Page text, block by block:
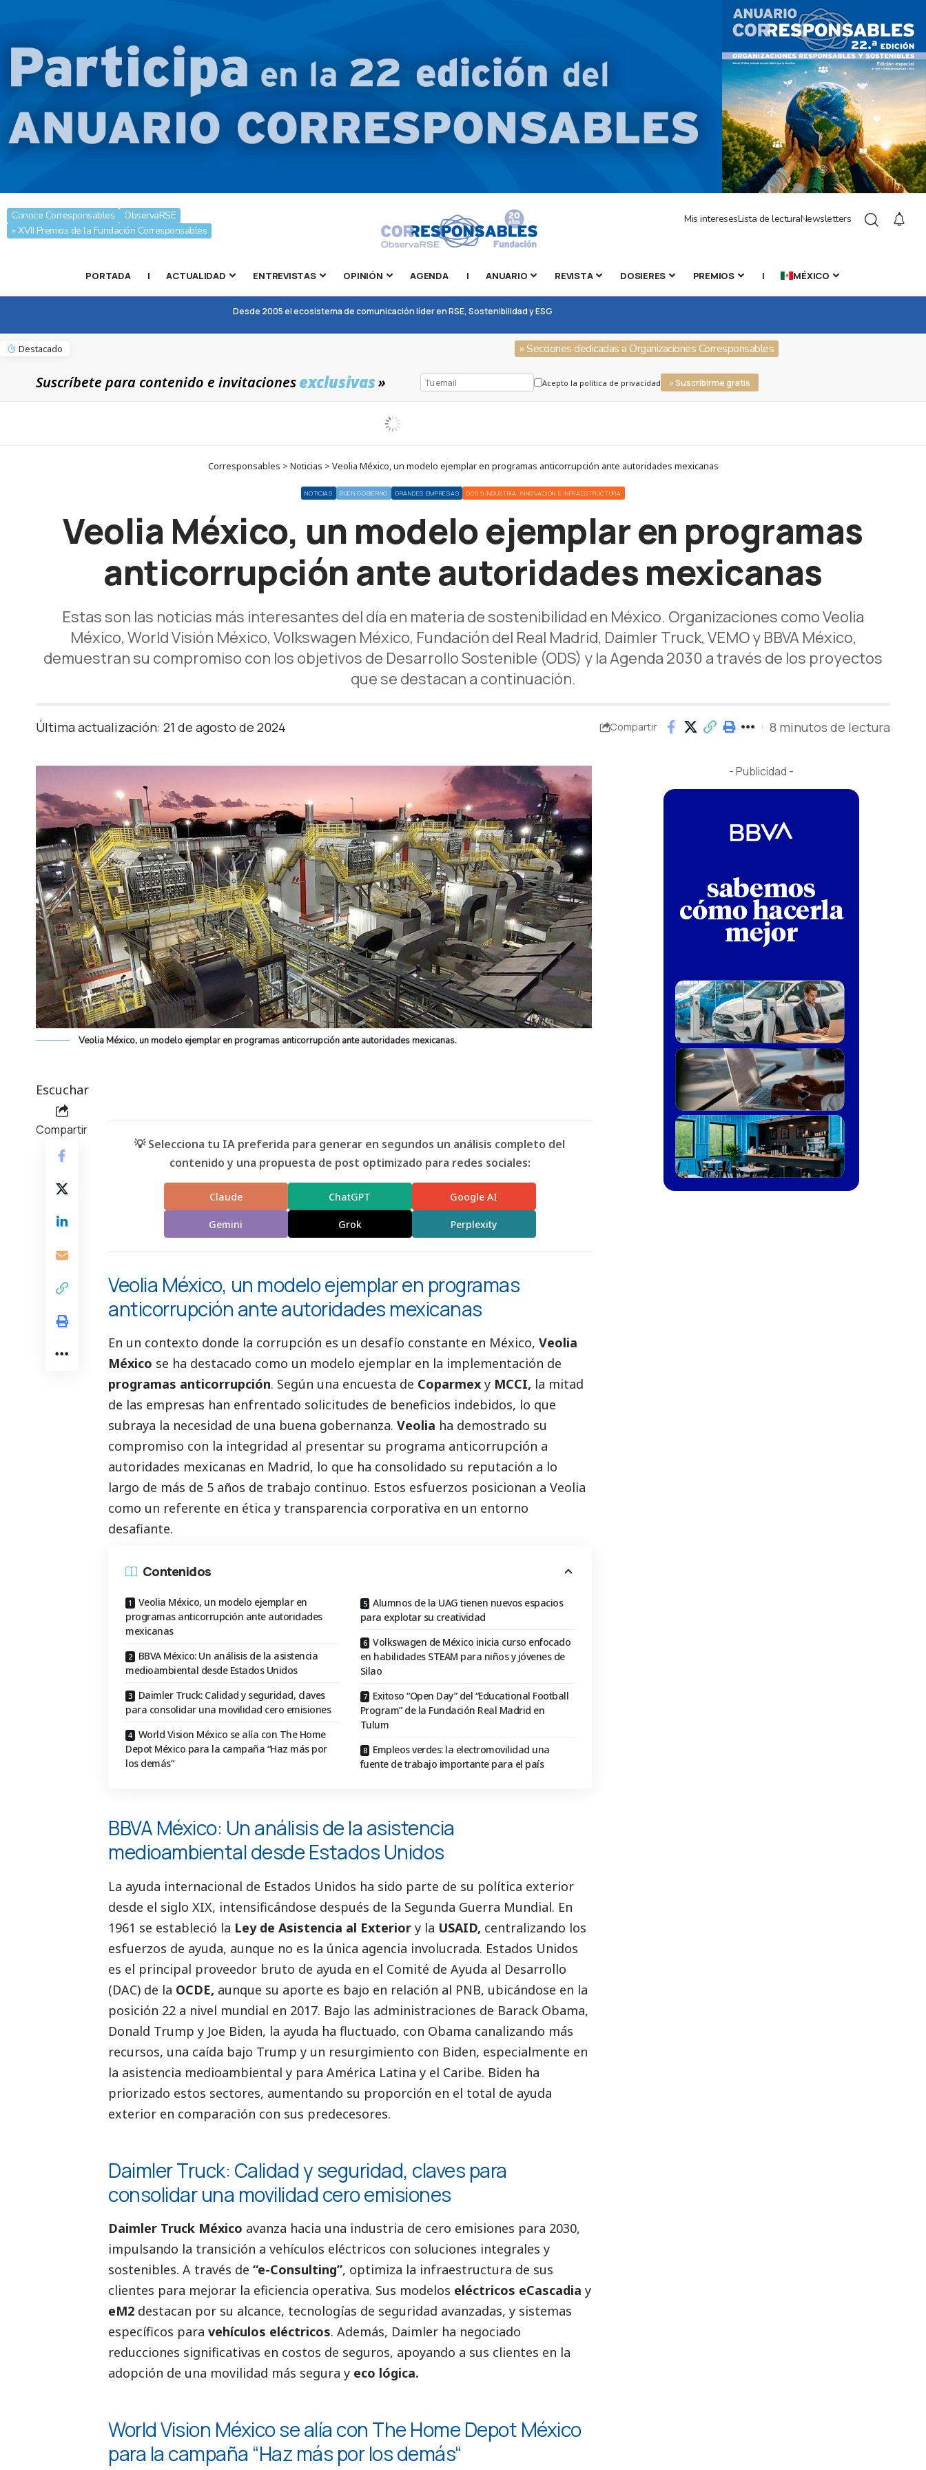
Conoce Corresponsables
ObservaRSE
» XVII Premios de la Fundación Corresponsables
Mis interesesLista de lecturaNewsletters
PORTADA | ACTUALIDAD ENTREVISTAS OPINIÓN AGENDA | ANUARIO REVISTA DOSIERES PREMIOS | MÉXICO
Desde 2005 el ecosistema de comunicación líder en RSE, Sostenibilidad y ESG
Destacado » Secciones dedicadas a Organizaciones Corresponsables
Suscríbete para contenido e invitacionesexclusivas» Acepto la política de privacidad » Suscribirme gratis
Corresponsables > Noticias > Veolia México, un modelo ejemplar en programas anticorrupción ante autoridades mexicanas
NOTICIAS BUEN GOBIERNO GRANDES EMPRESAS ODS 9 INDUSTRIA, INNOVACIÓN E INFRAESTRUCTURA
Veolia México, un modelo ejemplar en programas
anticorrupción ante autoridades mexicanas
Estas son las noticias más interesantes del día en materia de sostenibilidad en México. Organizaciones como Veolia
México, World Visión México, Volkswagen México, Fundación del Real Madrid, Daimler Truck, VEMO y BBVA México,
demuestran su compromiso con los objetivos de Desarrollo Sostenible (ODS) y la Agenda 2030 a través de los proyectos
que se destacan a continuación.
Última actualización: 21 de agosto de 2024 Compartir 8 minutos de lectura
Veolia México, un modelo ejemplar en programas anticorrupción ante autoridades mexicanas.
Escuchar
Compartir
💡 Selecciona tu IA preferida para generar en segundos un análisis completo del
contenido y una propuesta de post optimizado para redes sociales:
Claude ChatGPT Google AI
Gemini Grok Perplexity
Veolia México, un modelo ejemplar en programas
anticorrupción ante autoridades mexicanas
En un contexto donde la corrupción es un desafío constante en México, Veolia
México se ha destacado como un modelo ejemplar en la implementación de
programas anticorrupción. Según una encuesta de Coparmex y MCCI, la mitad
de las empresas han enfrentado solicitudes de beneficios indebidos, lo que
subraya la necesidad de una buena gobernanza. Veolia ha demostrado su
compromiso con la integridad al presentar su programa anticorrupción a
autoridades mexicanas en Madrid, lo que ha consolidado su reputación a lo
largo de más de 5 años de trabajo continuo. Estos esfuerzos posicionan a Veolia
como un referente en ética y transparencia corporativa en un entorno
desafiante.
Contenidos
Veolia México, un modelo ejemplar en
programas anticorrupción ante autoridades
mexicanas
BBVA México: Un análisis de la asistencia
medioambiental desde Estados Unidos
Daimler Truck: Calidad y seguridad, claves
para consolidar una movilidad cero emisiones
World Vision México se alía con The Home
Depot México para la campaña “Haz más por
los demás“
Alumnos de la UAG tienen nuevos espacios
para explotar su creatividad
Volkswagen de México inicia curso enfocado
en habilidades STEAM para niños y jóvenes de
Silao
Exitoso “Open Day” del “Educational Football
Program” de la Fundación Real Madrid en
Tulum
Empleos verdes: la electromovilidad una
fuente de trabajo importante para el país
BBVA México: Un análisis de la asistencia
medioambiental desde Estados Unidos
La ayuda internacional de Estados Unidos ha sido parte de su política exterior
desde el siglo XIX, intensificándose después de la Segunda Guerra Mundial. En
1961 se estableció la Ley de Asistencia al Exterior y la USAID, centralizando los
esfuerzos de ayuda, aunque no es la única agencia involucrada. Estados Unidos
es el principal proveedor bruto de ayuda en el Comité de Ayuda al Desarrollo
(DAC) de la OCDE, aunque su aporte es bajo en relación al PNB, ubicándose en la
posición 22 a nivel mundial en 2017. Bajo las administraciones de Barack Obama,
Donald Trump y Joe Biden, la ayuda ha fluctuado, con Obama canalizando más
recursos, una caída bajo Trump y un resurgimiento con Biden, especialmente en
la asistencia medioambiental y para América Latina y el Caribe. Biden ha
priorizado estos sectores, aumentando su proporción en el total de ayuda
exterior en comparación con sus predecesores.
Daimler Truck: Calidad y seguridad, claves para
consolidar una movilidad cero emisiones
Daimler Truck México avanza hacia una industria de cero emisiones para 2030,
impulsando la transición a vehículos eléctricos con soluciones integrales y
sostenibles. A través de “e-Consulting”, optimiza la infraestructura de sus
clientes para mejorar la eficiencia operativa. Sus modelos eléctricos eCascadia y
eM2 destacan por su alcance, tecnologías de seguridad avanzadas, y sistemas
específicos para vehículos eléctricos. Además, Daimler ha negociado
reducciones significativas en costos de seguros, apoyando a sus clientes en la
adopción de una movilidad más segura y eco lógica.
World Vision México se alía con The Home Depot México
para la campaña “Haz más por los demás“
- Publicidad -